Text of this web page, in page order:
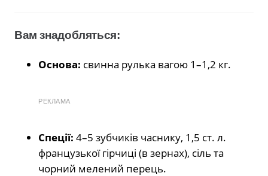
Вам знадобляться:
Основа: свинна рулька вагою 1–1,2 кг.
РЕКЛАМА
Спеції: 4–5 зубчиків часнику, 1,5 ст. л.
французької гірчиці (в зернах), сіль та
чорний мелений перець.